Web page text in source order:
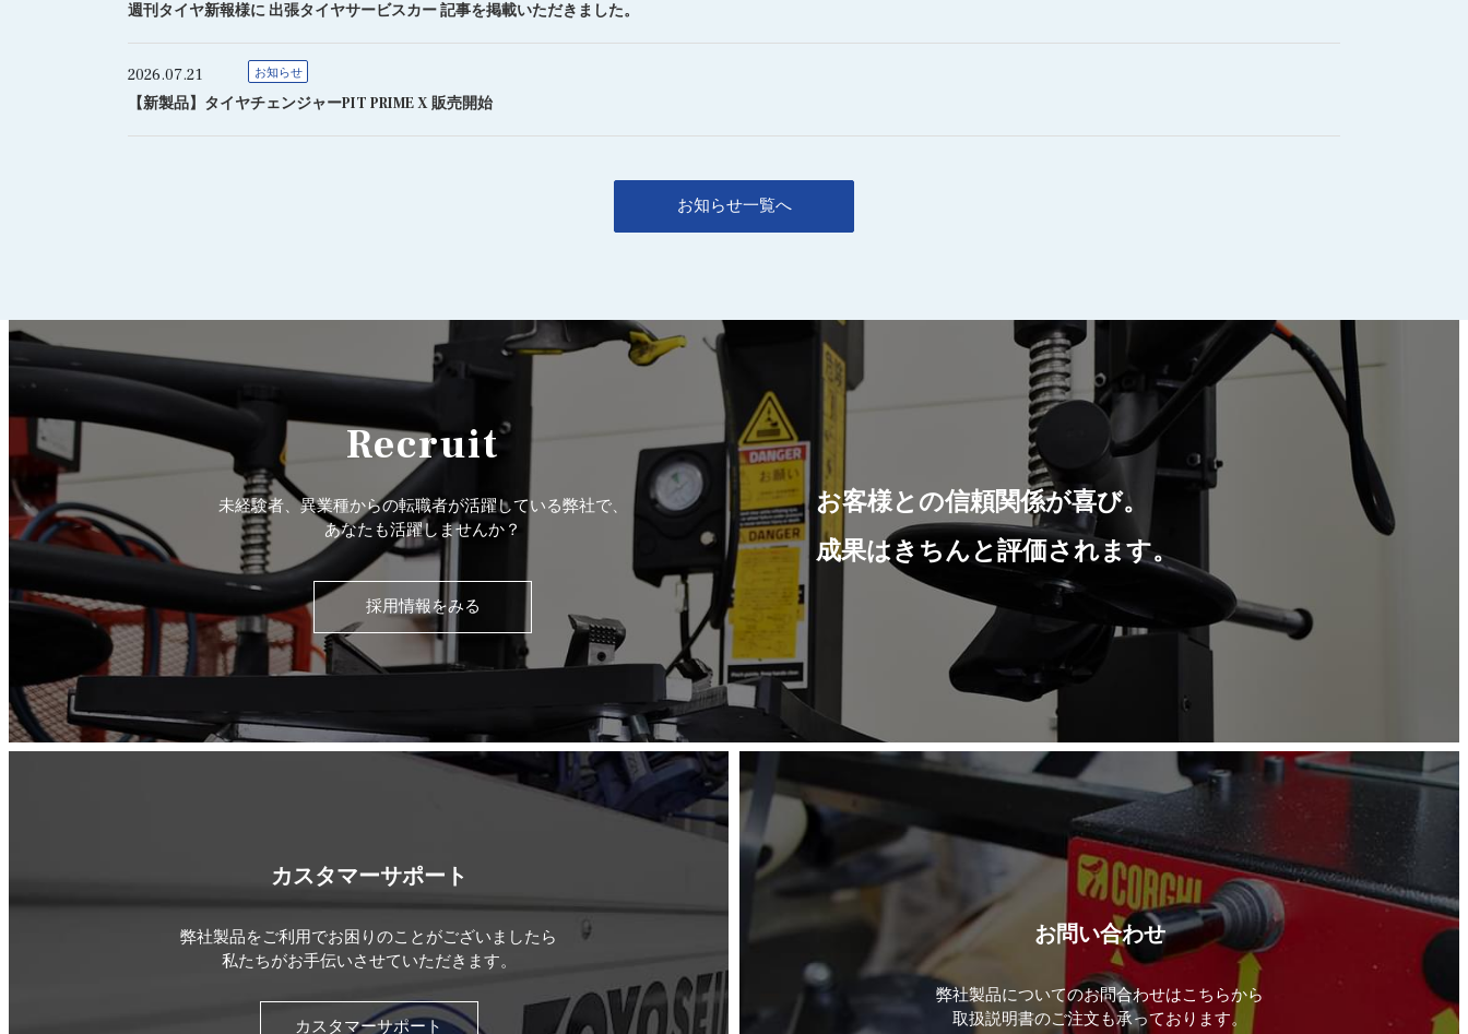
週刊タイヤ新報様に 出張タイヤサービスカー 記事を掲載いただきました。
2026.07.21 お知らせ
【新製品】タイヤチェンジャーPIT PRIME X 販売開始
お知らせ一覧へ
お客様との信頼関係が喜び。
成果はきちんと評価されます。
Recruit
未経験者、異業種からの転職者が活躍している弊社で、
あなたも活躍しませんか？
採用情報をみる
カスタマーサポート
弊社製品をご利用でお困りのことがございましたら
私たちがお手伝いさせていただきます。
カスタマーサポート
お問い合わせ
弊社製品についてのお問合わせはこちらから
取扱説明書のご注文も承っております。